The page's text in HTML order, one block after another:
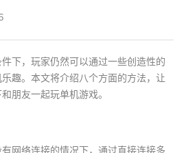
下，玩家仍然可以通过一些创造性的
趣。本文将介绍八个方面的方法，让
朋友一起玩单机游戏。